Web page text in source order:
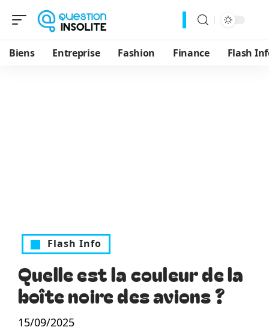
Biens Entreprise Fashion Finance Flash
Flash Info
Quelle est la couleur de la
boîte noire des avions ?
15/09/2025